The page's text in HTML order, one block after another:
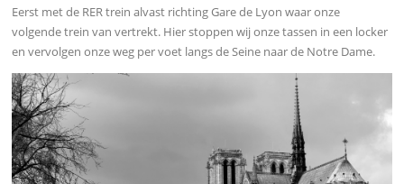
Eerst met de RER trein alvast richting Gare de Lyon waar onze
volgende trein van vertrekt. Hier stoppen wij onze tassen in een locker
en vervolgen onze weg per voet langs de Seine naar de Notre Dame.